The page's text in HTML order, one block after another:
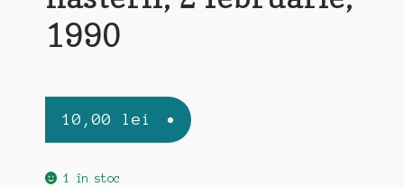
1990
10,00 lei
1 în stoc